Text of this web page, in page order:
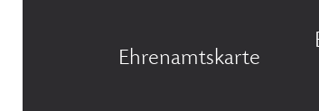
Ehrenamtskarte